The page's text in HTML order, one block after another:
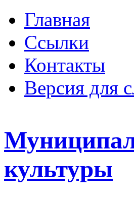
Главная
Ссылки
Контакты
Версия для
культуры